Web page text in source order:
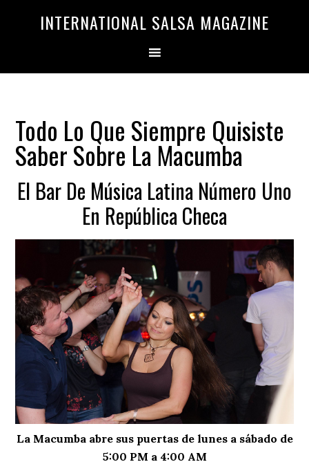
INTERNATIONAL SALSA MAGAZINE
Todo Lo Que Siempre Quisiste
Saber Sobre La Macumba
El Bar De Música Latina Número Uno
En República Checa
La Macumba abre sus puertas de lunes a sábado de
5:00 PM a 4:00 AM